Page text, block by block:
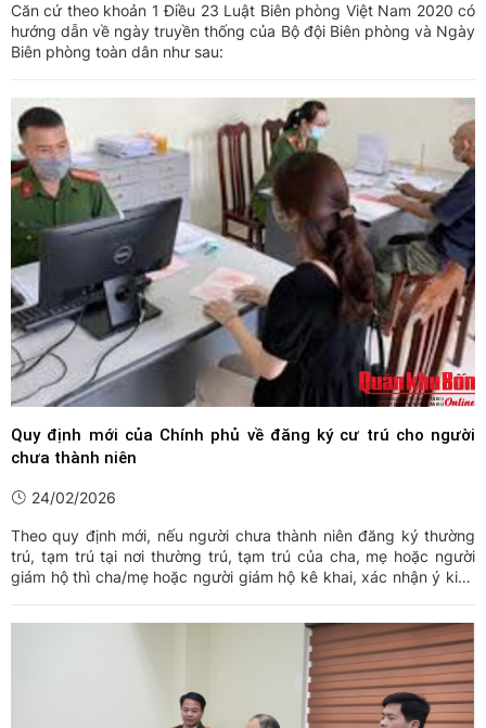
Căn cứ theo khoản 1 Điều 23 Luật Biên phòng Việt Nam 2020 có
hướng dẫn về ngày truyền thống của Bộ đội Biên phòng và Ngày
Biên phòng toàn dân như sau:
Quy định mới của Chính phủ về đăng ký cư trú cho người
chưa thành niên
24/02/2026
Theo quy định mới, nếu người chưa thành niên đăng ký thường
trú, tạm trú tại nơi thường trú, tạm trú của cha, mẹ hoặc người
giám hộ thì cha/mẹ hoặc người giám hộ kê khai, xác nhận ý kiến